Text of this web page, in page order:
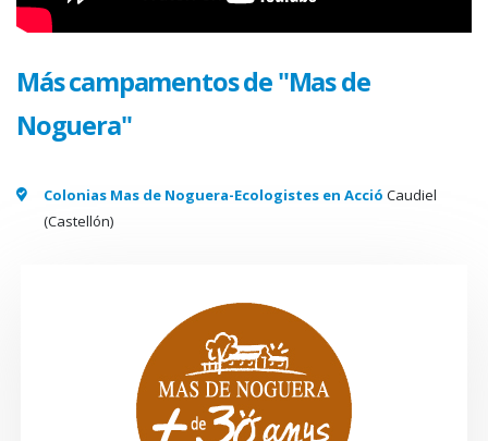
Más campamentos de "Mas de
Noguera"
Colonias Mas de Noguera-Ecologistes en Acció Caudiel
(Castellón)